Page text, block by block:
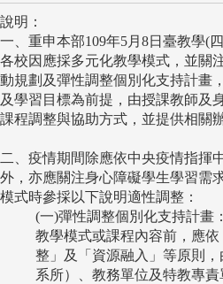
說明：
一、重申本部109年5月8日臺教學(
各校因應採多元化教學模式，並關
動規劃及彈性調整個別化支持計畫
及學習目標為前提，由授課教師及
課程調整與協助方式，並提供相關
二、疫情期間除應依中央疫情指揮
外，亦應關注身心障礙學生學習需
模式時參採以下說明適性調整：
(一)彈性調整個別化支持計畫
教學模式或課程內容前，應
整」及「資源融入」等原則
系所）、教務單位及特教專